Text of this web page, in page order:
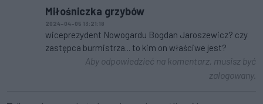
Miłośniczka grzybów
2024-04-05 13:21:18
wiceprezydent Nowogardu Bogdan Jaroszewicz? czy
zastępca burmistrza... to kim on właściwe jest?
Aby odpowiedzieć na komentarz, musisz być
zalogowany.